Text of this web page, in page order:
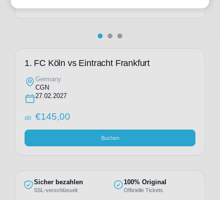
1. FC Köln vs Eintracht Frankfurt
Germany
CGN
27.02.2027
ab €145,00
Buchen
Sicher bezahlen
SSL-verschlüsselt
100% Original
Offizielle Tickets